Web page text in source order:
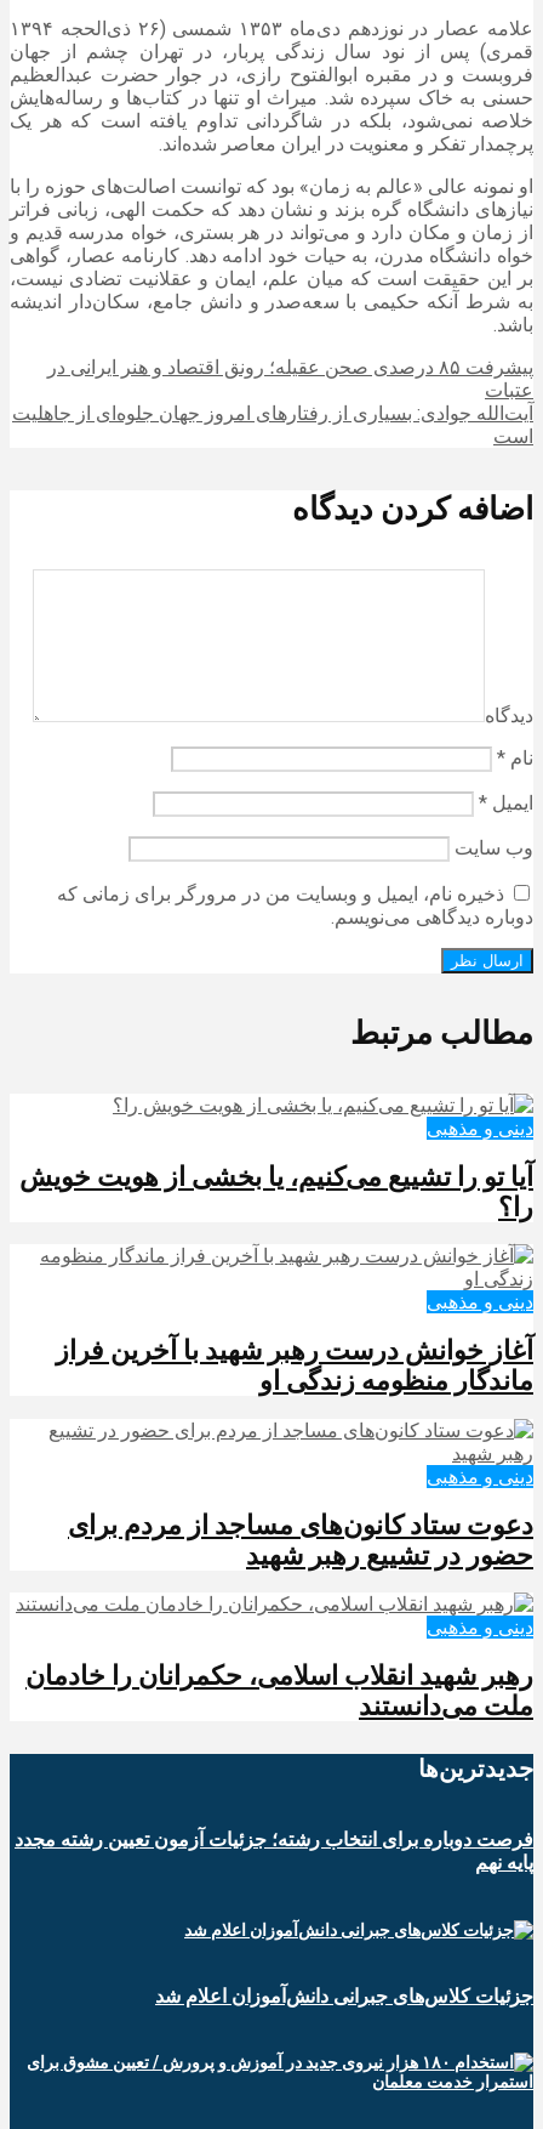
علامه عصار در نوزدهم دی‌ماه شمسی (۲۶ ذی‌الحجه
قمری) پس از نود سال زندگی پربار، در تهران چشم از جهان
فروبست و در مقبره
ابوالفتوح رازی، در جوار حضرت عبدالعظیم
حسنی به خاک سپرده شد. میراث او تنها در کتاب‌ها و رساله‌هایش
خلاصه نمی‌شود، بلکه در شاگردانی تداوم یافته است که هر یک
پرچمدار تفکر و معنویت در ایران معاصر شده‌اند.
او نمونه عالی «عالم به زمان» بود که توانست اصالت‌های حوزه را با
نیازهای دانشگاه گره بزند و نشان دهد که حکمت الهی، زبانی فراتر
از زمان و مکان دارد و می‌تواند در هر بستری، خواه مدرسه قدیم و
خواه دانشگاه مدرن، به حیات خود ادامه دهد. کارنامه عصار ، گواهی
بر این حقیقت است که میان علم، ایمان و عقلانیت تضادی نیست،
به شرط آنکه حکیمی با سعه‌صدر و دانش جامع، سکان‌دار اندیشه
باشد.
پیشرفت ۸۵ درصدی صحن عقیله؛ رونق اقتصاد و هنر ایرانی در
عتبات
آیت‌الله جوادی: بسیاری از رفتارهای امروز جهان جلوه‌ای از جاهلیت
است
اضافه کردن دیدگاه
دیدگاه
نام *
ایمیل *
وب‌ سایت
ذخیره نام، ایمیل و وبسایت من در مرورگر برای زمانی که
دوباره دیدگاهی می‌نویسم.
مطالب مرتبط
دینی و مذهبی
آیا تو را تشییع می‌کنیم، یا بخشی از هویت خویش
را؟
دینی و مذهبی
آغاز خوانش درست رهبر شهید با آخرین فراز
ماندگار منظومه زندگی او
دینی و مذهبی
دعوت ستاد کانون‌های مساجد از مردم برای
حضور در تشییع رهبر شهید
دینی و مذهبی
رهبر شهید انقلاب اسلامی، حکمرانان را خادمان
ملت می‌دانستند
جدیدترین‌ها
فرصت دوباره برای انتخاب رشته؛ جزئیات آزمون تعیین رشته مجدد
پایه نهم
جزئیات کلاس‌های جبرانی دانش‌آموزان اعلام شد